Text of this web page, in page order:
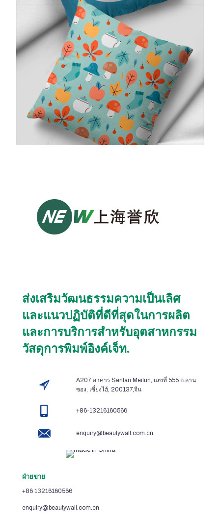
ส่งเสริมวัฒนธรรมความเป็นเลิศ
และแนวปฏิบัติที่ดีที่สุดในการผลิต
และการบริการสำหรับอุตสาหกรรม
วัสดุการพิมพ์อิงค์เจ็ท.
A207 อาคาร Senlan Meilun, เลขที่ 555 ถ.ลาน
ซอง, เซี่ยงไฮ้, 200137,จีน
+86-13216160566
enquiry@beautywall.com.cn
ฝ่ายขาย
+86 13216160566
enquiry@beautywall.com.cn